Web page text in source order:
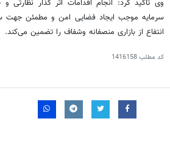
وی تاکید کرد: انجام اقدامات اثر گذار نظارتی و
سرمایه موجب ایجاد فضایی امن و مطمئن جهت
انتفاع از بازاری منصفانه وشفاف را تضمین می‌کند.
کد مطلب1416158